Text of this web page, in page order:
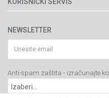
34000 Kragujevac, Srbija
webshop@agromarket.rs
PIB: 102135221
Matični broj: 07593252
Prodavnice
Brendovi
Katalozi
Blog
Najčešća pitanja
Politika privatnosti
Kako kupiti
Isporuka
Click & Collect
Načini plaćanja
NEWSLETTER
Anti-spam zaštita - izračunajte